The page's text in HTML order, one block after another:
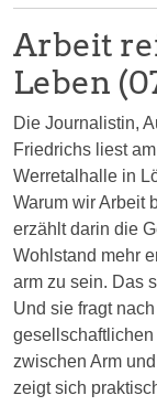
Arbeit
Leben
Die Journalistin,
Friedrichs liest
Werretalhalle in
Warum wir Arbeit
erzählt darin die
Wohlstand mehr
arm zu sein. Das
Und sie fragt
zwischen Arm
zeigt sich